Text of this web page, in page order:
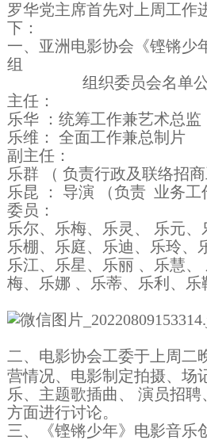
罗华党主席首先对上周工作
下：
一、亚洲电影协会《铿锵少
组
组织委员会名单公
主任：
乐华 ：统筹工作兼艺术总监
乐维： 全面工作兼总制片
副主任：
乐群 （ 负责行政及联络招商
乐昆 ： 导演 （负责 业务工
委员：
乐尔、乐梅、乐灵、 乐元、
乐棚、乐庭、乐迪、乐玲、
乐江、乐星、乐丽 、乐慧、
梅、乐娜 、乐蒂、乐利、
二、电影协会工委于上周二
营情况、电影制定拍摄、场
乐、主题歌插曲、 演员招
方面进行讨论。
三、《铿锵少年》电影音乐